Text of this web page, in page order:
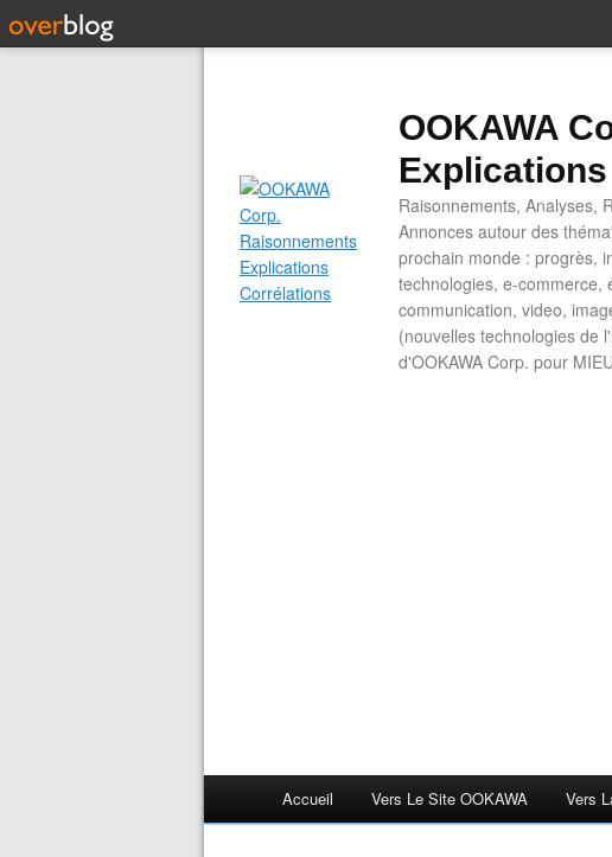
OOKAWA
Raisonnements, Analyses,
Annonces autour des
prochain monde : progrès,
technologies, e-commerce,
communication, video,
(nouvelles technologies de
d'OOKAWA Corp. pour
Accueil Vers Le Site OOKAWA Vers